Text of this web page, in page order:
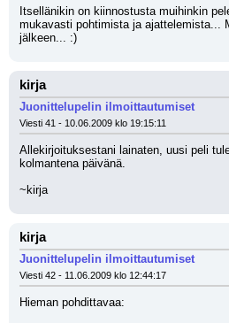
Itsellänikin on kiinnostusta muihinkin
mukavasti pohtimista ja ajattelemista...
jälkeen... :)
kirja
Juonittelupelin ilmoittautumiset
Viesti 41 - 10.06.2009 klo 19:15:11
Allekirjoituksestani lainaten, uusi peli
kolmantena päivänä.
~kirja
kirja
Juonittelupelin ilmoittautumiset
Viesti 42 - 11.06.2009 klo 12:44:17
Hieman pohdittavaa: